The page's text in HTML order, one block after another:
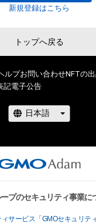
新規登録はこちら
トップへ戻る
ルプお問い合わせNFTの出
記電子公告
プのセキュリティ事業に
サービス「GMOセキュリティ